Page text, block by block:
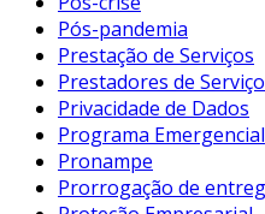
Pós-pandemia
Prestação de Serviços
Prestadores de
Privacidade de Dados
Programa Emergencial
Pronampe
Prorrogação de